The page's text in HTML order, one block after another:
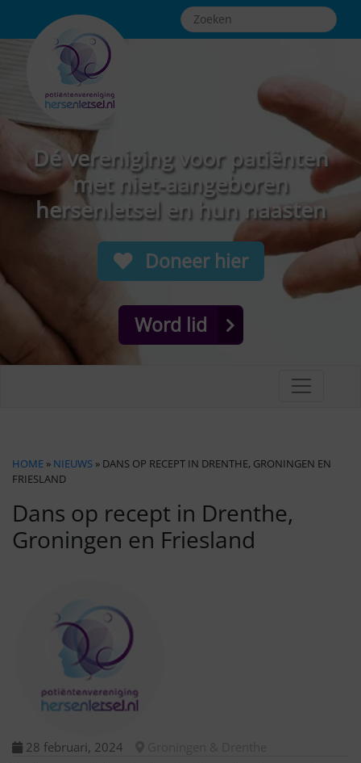
Dé vereniging voor patiënten
met niet-aangeboren
hersenletsel en hun naasten
Doneer hier
Word lid
HOME » NIEUWS » DANS OP RECEPT IN DRENTHE, GRONINGEN EN
FRIESLAND
Dans op recept in Drenthe,
Groningen en Friesland
28 februari, 2024